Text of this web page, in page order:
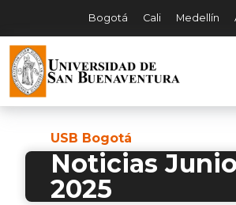
Bogotá Cali Medellín
USB Bogotá
Noticias Junio
2025